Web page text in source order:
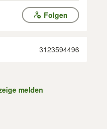
Folgen
3123594496
melden